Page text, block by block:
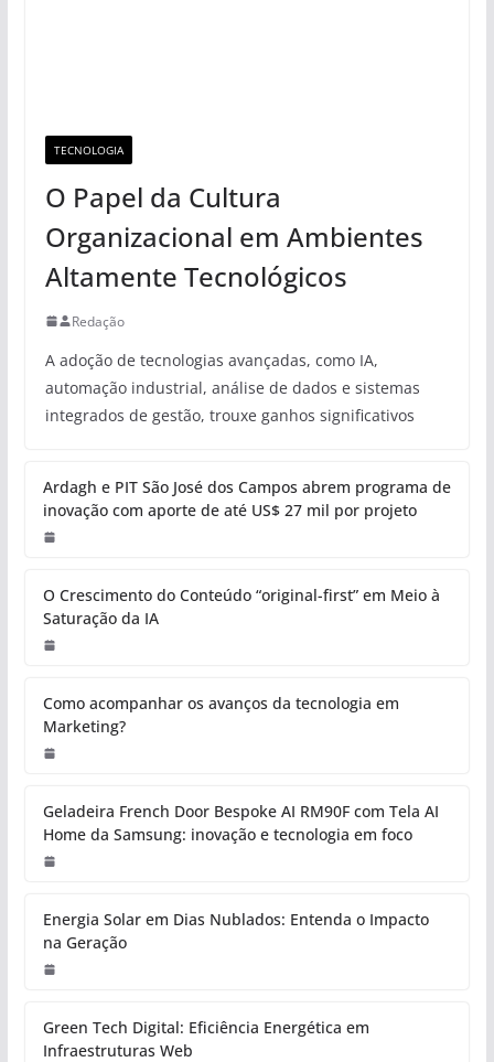
TECNOLOGIA
O Papel da Cultura
Organizacional em Ambientes
Altamente Tecnológicos
Redação
A adoção de tecnologias avançadas, como IA,
automação industrial, análise de dados e sistemas
integrados de gestão, trouxe ganhos significativos
Ardagh e PIT São José dos Campos abrem programa de
inovação com aporte de até US$ 27 mil por projeto
O Crescimento do Conteúdo “original-first” em Meio à
Saturação da IA
Como acompanhar os avanços da tecnologia em
Marketing?
Geladeira French Door Bespoke AI RM90F com Tela AI
Home da Samsung: inovação e tecnologia em foco
Energia Solar em Dias Nublados: Entenda o Impacto
na Geração
Green Tech Digital: Eficiência Energética em
Infraestruturas Web